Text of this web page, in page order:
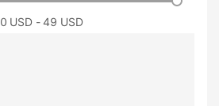
0 USD - 49 USD